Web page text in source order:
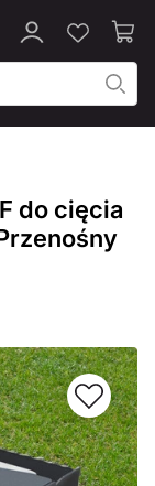
do cięcia